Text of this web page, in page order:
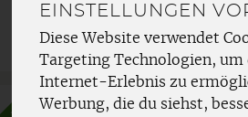
EINSTELLUNGEN
Diese Website verwendet
Targeting Technologien, um
Internet-Erlebnis zu
Werbung, die du siehst,
bald in